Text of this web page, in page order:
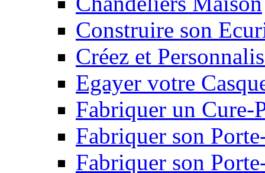
Construire son
Créez et
Egayer votre
Fabriquer un Cure-
Fabriquer son
Fabriquer son